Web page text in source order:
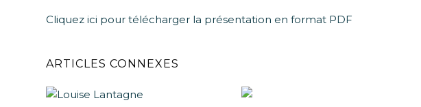
Cliquez ici pour télécharger la présentation en format PDF
ARTICLES CONNEXES